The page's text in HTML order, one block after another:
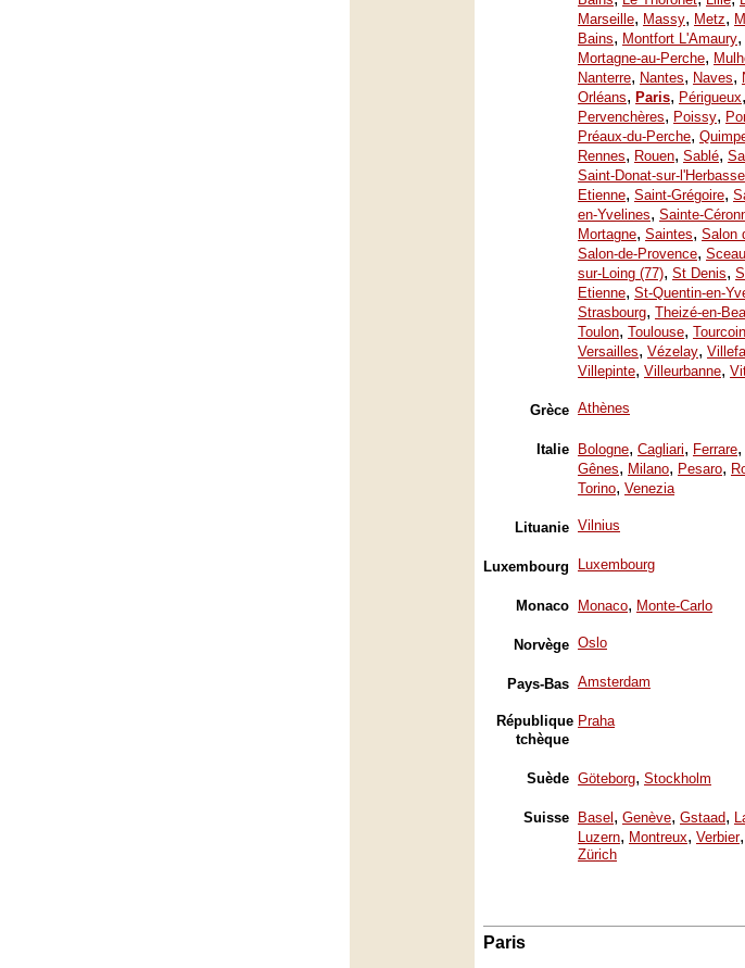
Marseille, Massy, Metz,
Bains, Montfort L'Amaury,
Mortagne-au-Perche,
Nanterre, Nantes, Naves,
Orléans, Paris, Périgueux,
Pervenchères, Poissy,
Préaux-du-Perche,
Rennes, Rouen, Sablé,
Saint-Donat-sur-l'Herbasse
Etienne, Saint-Grégoire,
en-Yvelines, Sainte-
Mortagne, Saintes, Salon
Salon-de-Provence,
sur-Loing (77), St Denis,
Etienne, St-Quentin-en-
Strasbourg, Theizé-en-
Toulon, Toulouse,
Versailles, Vézelay,
Villepinte, Villeurbanne,
Grèce Athènes
Italie Bologne, Cagliari, Ferrare,
Gênes, Milano, Pesaro,
Torino, Venezia
Lituanie Vilnius
Luxembourg Luxembourg
Monaco Monaco, Monte-Carlo
Norvège Oslo
Pays-Bas Amsterdam
République
tchèque
Praha
Suède Göteborg, Stockholm
Suisse Basel , Genève, Gstaad,
Luzern, Montreux, Verbier,
Zürich
Paris